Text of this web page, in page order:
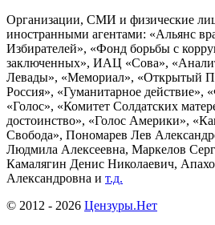
Организации, СМИ и физические
иностранными агентами: «Альянс
Избирателей», «Фонд борьбы с
заключенных», ИАЦ «Сова»,
Левады», «Мемориал», «Открытый
Россия», «Гуманитарное действие»,
«Голос», «Комитет Солдатских
достоинство», «Голос Америки»,
Свобода», Пономарев Лев
Людмила Алексеевна, Маркелов
Камалягин Денис Николаевич,
Александровна и т.д.
© 2012 - 2026 Цензуры.Нет